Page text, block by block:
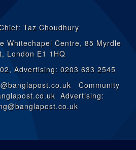
Taz Choudhury
Whitechapel Centre, 85 Myrdle
London E1 1HQ
Advertising: 0203 633 2545
Community
Advertising: